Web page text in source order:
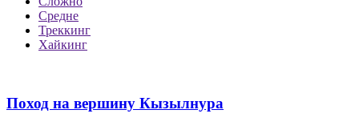
Средне
Треккинг
Хайкинг
Поход на вершину Кызылнура